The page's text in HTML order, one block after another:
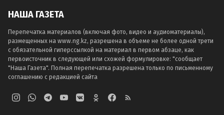
НАША ГАЗЕТА
Перепечатка материалов (включая фото, видео и аудиоматериалы),
размещенных на www.ng.kz, разрешена в объеме не более одной трети
с обязательной гиперссылкой на материал в первом абзаце, как
первоисточник в следующей или схожей формулировке: "сообщает
"Наша Газета". Полная перепечатка разрешена только по письменному
соглашению с редакцией сайта